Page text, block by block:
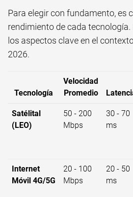
Para elegir con fundamento, es
rendimiento de cada
los aspectos clave en el
2026.
Tecnología
Velocidad
Promedio
Satélital
(LEO)
50 - 200
Mbps
30 - 70
ms
Internet
Móvil 4G/5G
20 - 100
Mbps
20 - 50
ms